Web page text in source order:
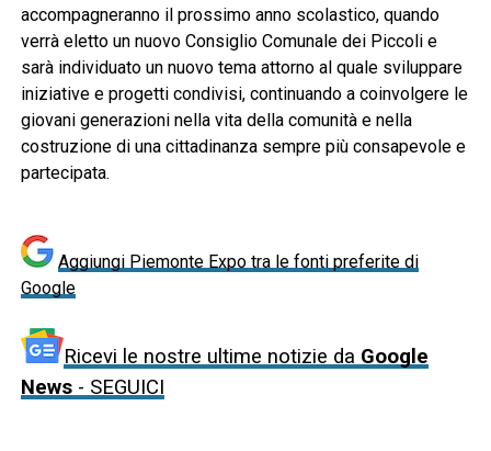
accompagneranno il prossimo anno scolastico, quando
verrà eletto un nuovo Consiglio Comunale dei Piccoli e
sarà individuato un nuovo tema attorno al quale sviluppare
iniziative e progetti condivisi, continuando a coinvolgere le
giovani generazioni nella vita della comunità e nella
costruzione di una cittadinanza sempre più consapevole e
partecipata.
Aggiungi Piemonte Expo tra le fonti preferite di
Google
Ricevi le nostre ultime notizie da Google
News- SEGUICI